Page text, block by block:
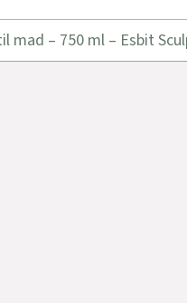
mad – 750 ml – Esbit